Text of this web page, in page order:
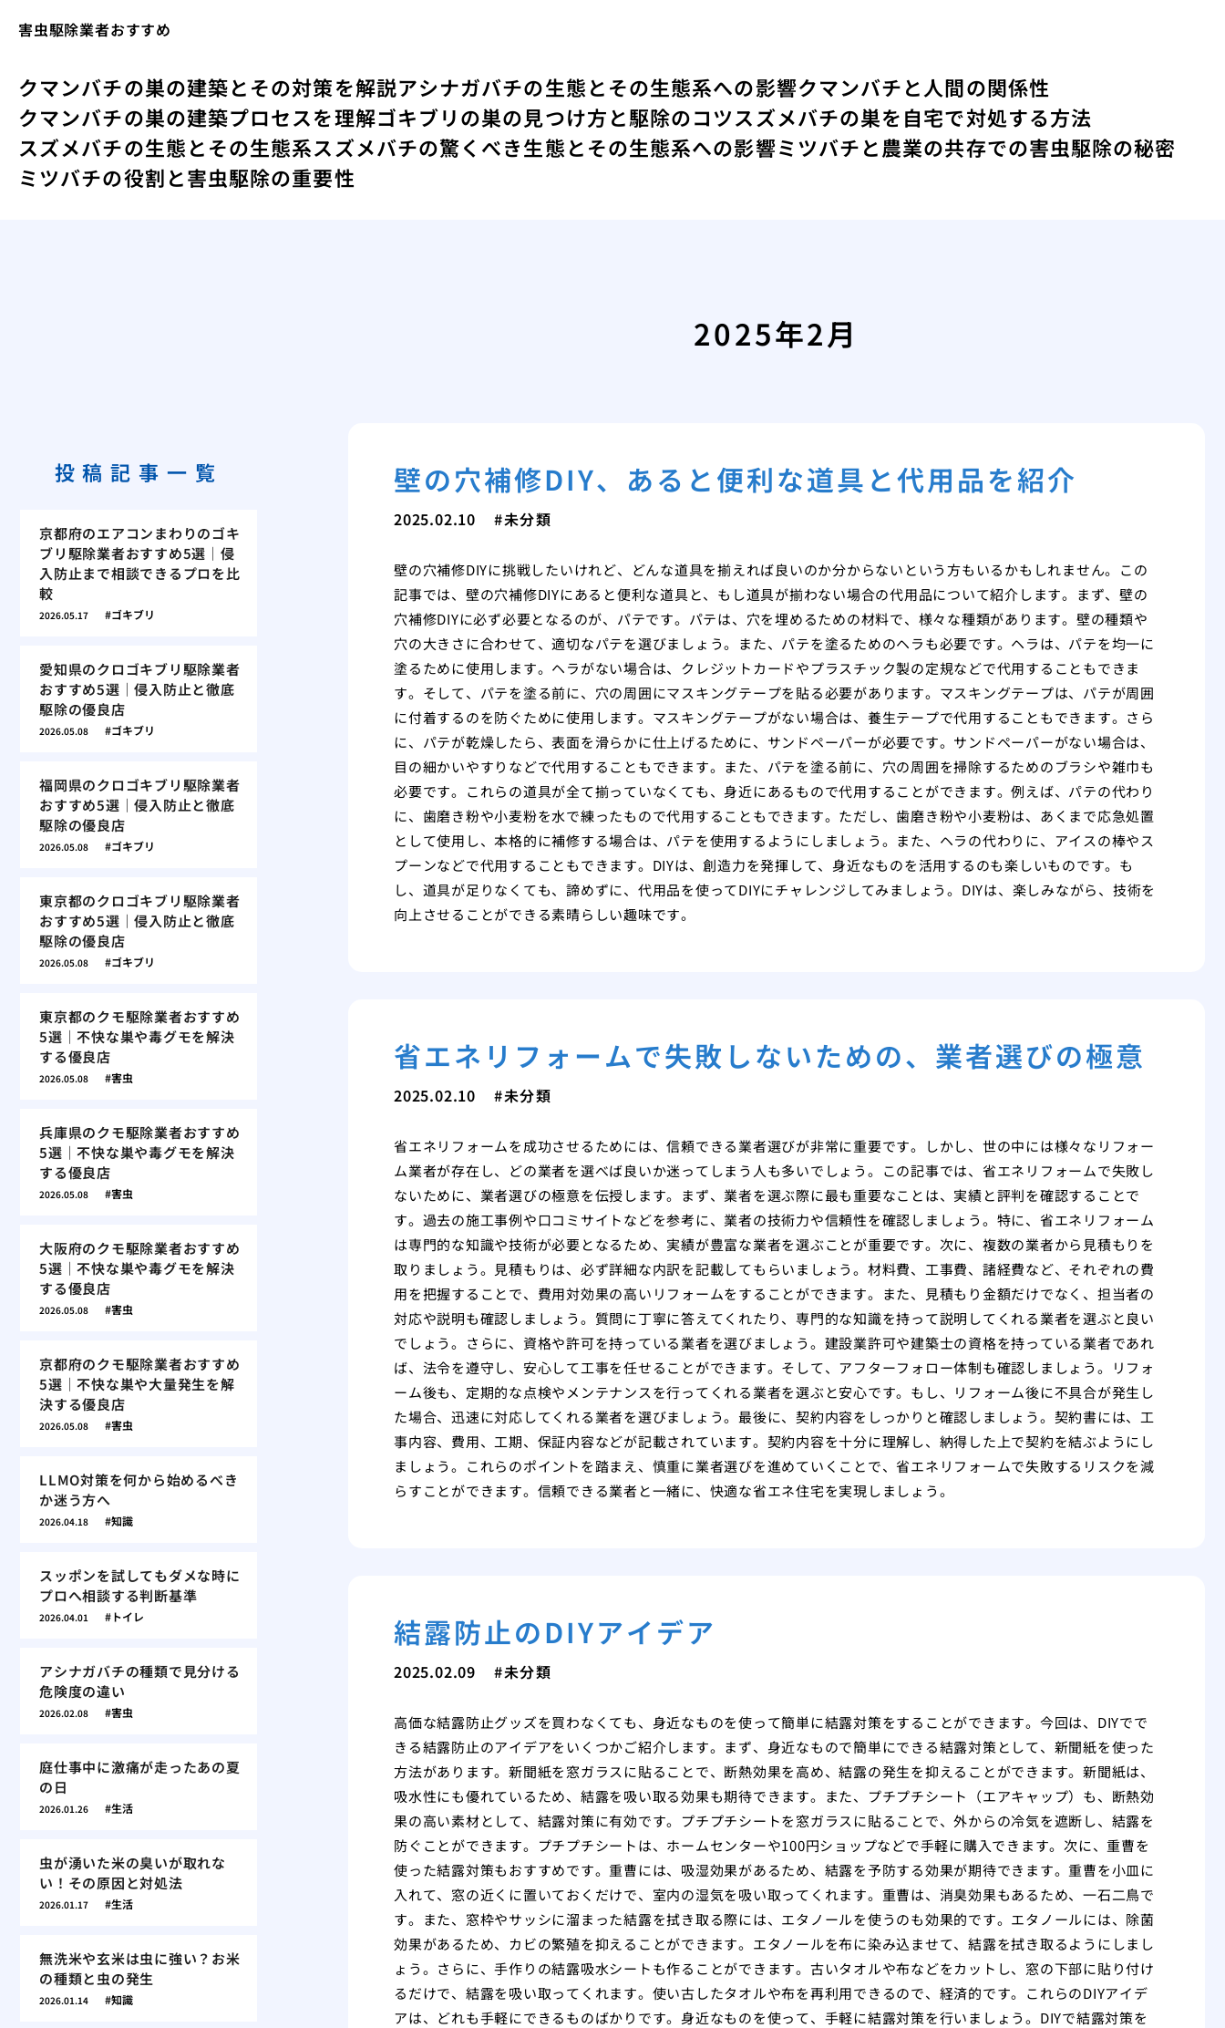
害虫駆除業者おすすめ
クマンバチの巣の建築とその対策を解説アシナガバチの生態とその生態系への影響クマンバチと人間の関係性
クマンバチの巣の建築プロセスを理解ゴキブリの巣の見つけ方と駆除のコツスズメバチの巣を自宅で対処する方法
スズメバチの生態とその生態系スズメバチの驚くべき生態とその生態系への影響ミツバチと農業の共存での害虫駆除の秘密
ミツバチの役割と害虫駆除の重要性
2025年2月
壁の穴補修DIY、あると便利な道具と代用品を紹介
2025.02.10 未分類
壁の穴補修DIYに挑戦したいけれど、どんな道具を揃えれば良いのか分からないという方もいるかもしれません。この
記事では、壁の穴補修DIYにあると便利な道具と、もし道具が揃わない場合の代用品について紹介します。まず、壁の
穴補修DIYに必ず必要となるのが、パテです。パテは、穴を埋めるための材料で、様々な種類があります。壁の種類や
穴の大きさに合わせて、適切なパテを選びましょう。また、パテを塗るためのヘラも必要です。ヘラは、パテを均一に
塗るために使用します。ヘラがない場合は、クレジットカードやプラスチック製の定規などで代用することもできま
す。そして、パテを塗る前に、穴の周囲にマスキングテープを貼る必要があります。マスキングテープは、パテが周囲
に付着するのを防ぐために使用します。マスキングテープがない場合は、養生テープで代用することもできます。さら
に、パテが乾燥したら、表面を滑らかに仕上げるために、サンドペーパーが必要です。サンドペーパーがない場合は、
目の細かいやすりなどで代用することもできます。また、パテを塗る前に、穴の周囲を掃除するためのブラシや雑巾も
必要です。これらの道具が全て揃っていなくても、身近にあるもので代用することができます。例えば、パテの代わり
に、歯磨き粉や小麦粉を水で練ったもので代用することもできます。ただし、歯磨き粉や小麦粉は、あくまで応急処置
として使用し、本格的に補修する場合は、パテを使用するようにしましょう。また、ヘラの代わりに、アイスの棒やス
プーンなどで代用することもできます。DIYは、創造力を発揮して、身近なものを活用するのも楽しいものです。も
し、道具が足りなくても、諦めずに、代用品を使ってDIYにチャレンジしてみましょう。DIYは、楽しみながら、技術を
向上させることができる素晴らしい趣味です。
省エネリフォームで失敗しないための、業者選びの極意
2025.02.10 未分類
省エネリフォームを成功させるためには、信頼できる業者選びが非常に重要です。しかし、世の中には様々なリフォー
ム業者が存在し、どの業者を選べば良いか迷ってしまう人も多いでしょう。この記事では、省エネリフォームで失敗し
ないために、業者選びの極意を伝授します。まず、業者を選ぶ際に最も重要なことは、実績と評判を確認することで
す。過去の施工事例や口コミサイトなどを参考に、業者の技術力や信頼性を確認しましょう。特に、省エネリフォーム
は専門的な知識や技術が必要となるため、実績が豊富な業者を選ぶことが重要です。次に、複数の業者から見積もりを
取りましょう。見積もりは、必ず詳細な内訳を記載してもらいましょう。材料費、工事費、諸経費など、それぞれの費
用を把握することで、費用対効果の高いリフォームをすることができます。また、見積もり金額だけでなく、担当者の
対応や説明も確認しましょう。質問に丁寧に答えてくれたり、専門的な知識を持って説明してくれる業者を選ぶと良い
でしょう。さらに、資格や許可を持っている業者を選びましょう。建設業許可や建築士の資格を持っている業者であれ
ば、法令を遵守し、安心して工事を任せることができます。そして、アフターフォロー体制も確認しましょう。リフォ
ーム後も、定期的な点検やメンテナンスを行ってくれる業者を選ぶと安心です。もし、リフォーム後に不具合が発生し
た場合、迅速に対応してくれる業者を選びましょう。最後に、契約内容をしっかりと確認しましょう。契約書には、工
事内容、費用、工期、保証内容などが記載されています。契約内容を十分に理解し、納得した上で契約を結ぶようにし
ましょう。これらのポイントを踏まえ、慎重に業者選びを進めていくことで、省エネリフォームで失敗するリスクを減
らすことができます。信頼できる業者と一緒に、快適な省エネ住宅を実現しましょう。
結露防止のDIYアイデア
2025.02.09 未分類
高価な結露防止グッズを買わなくても、身近なものを使って簡単に結露対策をすることができます。今回は、DIYでで
きる結露防止のアイデアをいくつかご紹介します。まず、身近なもので簡単にできる結露対策として、新聞紙を使った
方法があります。新聞紙を窓ガラスに貼ることで、断熱効果を高め、結露の発生を抑えることができます。新聞紙は、
吸水性にも優れているため、結露を吸い取る効果も期待できます。また、プチプチシート（エアキャップ）も、断熱効
果の高い素材として、結露対策に有効です。プチプチシートを窓ガラスに貼ることで、外からの冷気を遮断し、結露を
防ぐことができます。プチプチシートは、ホームセンターや100円ショップなどで手軽に購入できます。次に、重曹を
使った結露対策もおすすめです。重曹には、吸湿効果があるため、結露を予防する効果が期待できます。重曹を小皿に
入れて、窓の近くに置いておくだけで、室内の湿気を吸い取ってくれます。重曹は、消臭効果もあるため、一石二鳥で
す。また、窓枠やサッシに溜まった結露を拭き取る際には、エタノールを使うのも効果的です。エタノールには、除菌
効果があるため、カビの繁殖を抑えることができます。エタノールを布に染み込ませて、結露を拭き取るようにしまし
ょう。さらに、手作りの結露吸水シートも作ることができます。古いタオルや布などをカットし、窓の下部に貼り付け
るだけで、結露を吸い取ってくれます。使い古したタオルや布を再利用できるので、経済的です。これらのDIYアイデ
アは、どれも手軽にできるものばかりです。身近なものを使って、手軽に結露対策を行いましょう。DIYで結露対策を
投稿記事一覧
京都府のエアコンまわりのゴキ
ブリ駆除業者おすすめ5選｜侵
入防止まで相談できるプロを比
較
2026.05.17 ゴキブリ
愛知県のクロゴキブリ駆除業者
おすすめ5選｜侵入防止と徹底
駆除の優良店
2026.05.08 ゴキブリ
福岡県のクロゴキブリ駆除業者
おすすめ5選｜侵入防止と徹底
駆除の優良店
2026.05.08 ゴキブリ
東京都のクロゴキブリ駆除業者
おすすめ5選｜侵入防止と徹底
駆除の優良店
2026.05.08 ゴキブリ
東京都のクモ駆除業者おすすめ
5選｜不快な巣や毒グモを解決
する優良店
2026.05.08 害虫
兵庫県のクモ駆除業者おすすめ
5選｜不快な巣や毒グモを解決
する優良店
2026.05.08 害虫
大阪府のクモ駆除業者おすすめ
5選｜不快な巣や毒グモを解決
する優良店
2026.05.08 害虫
京都府のクモ駆除業者おすすめ
5選｜不快な巣や大量発生を解
決する優良店
2026.05.08 害虫
LLMO対策を何から始めるべき
か迷う方へ
2026.04.18 知識
スッポンを試してもダメな時に
プロへ相談する判断基準
2026.04.01 トイレ
アシナガバチの種類で見分ける
危険度の違い
2026.02.08 害虫
庭仕事中に激痛が走ったあの夏
の日
2026.01.26 生活
虫が湧いた米の臭いが取れな
い！その原因と対処法
2026.01.17 生活
無洗米や玄米は虫に強い？お米
の種類と虫の発生
2026.01.14 知識